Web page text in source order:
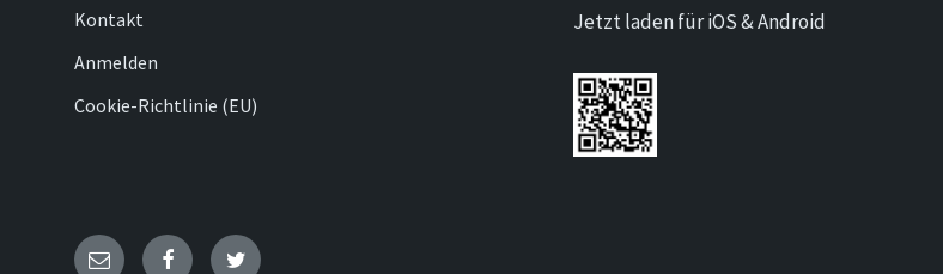
Kontakt
Anmelden
Cookie-Richtlinie (EU)
Jetzt laden für iOS & Android
E- FacebookTwitter